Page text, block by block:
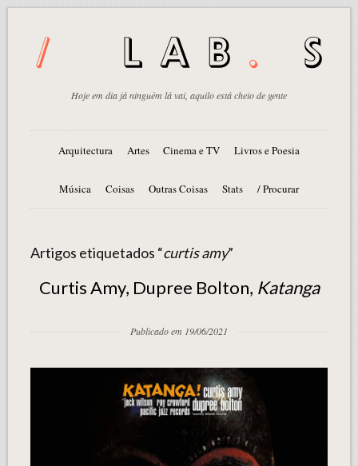
Hoje em dia já ninguém lá vai, aquilo está cheio de gente
Arquitectura Artes Cinema e TV Livros e Poesia
Música Coisas Outras Coisas Stats / Procurar
Artigos etiquetados “curtis amy”
Curtis Amy, Dupree Bolton, Katanga
Publicado em 19/06/2021